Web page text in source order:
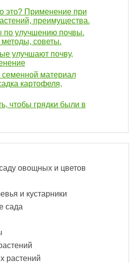
это? Применение при
преимущества.
по улучшению почвы.
советы.
улучшают почву,
семенной материал
картофеля,
чтобы грядки были в
овощных и цветов
и кустарники
сада
растений